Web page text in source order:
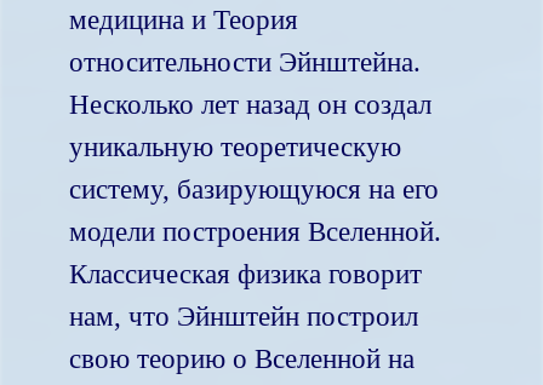
медицина и Теория
относительности Эйнштейна.
Несколько лет назад он создал
уникальную теоретическую
систему, базирующуюся на его
модели построения Вселенной.
Классическая физика говорит
нам, что Эйнштейн построил
свою теорию о Вселенной на